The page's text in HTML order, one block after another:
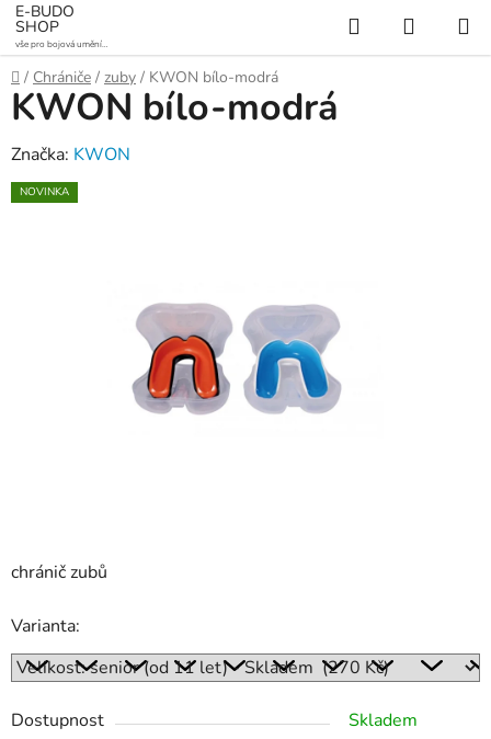
Přejít
na
obsah
E-BUDO
SHOP
vše pro bojová umění a
sporty
Hledat
KOŠÍK
Domů
/ Chrániče / zuby / KWON bílo-modrá
chránič zubů
Varianta:
Dostupnost
Skladem
KWON bílo-modrá
Značka: KWON
NOVINKA